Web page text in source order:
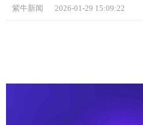
紫牛新闻 2026-01-29 15:09:22